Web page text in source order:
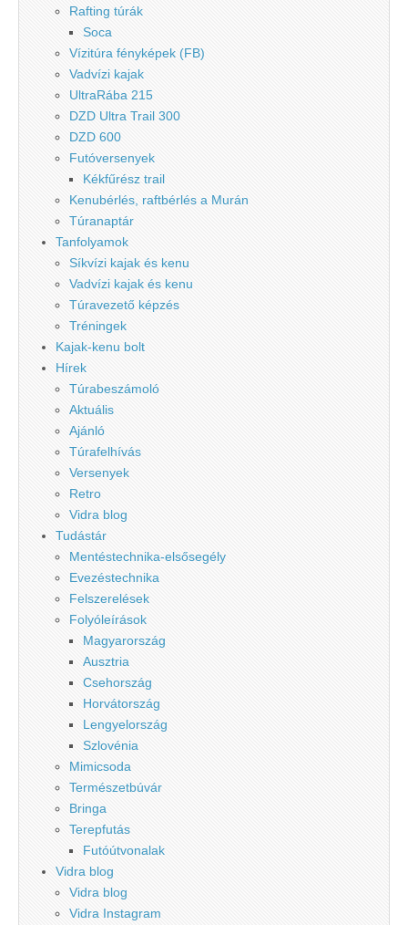
Rafting túrák
Soca
Vízitúra fényképek (FB)
Vadvízi kajak
UltraRába 215
DZD Ultra Trail 300
DZD 600
Futóversenyek
Kékfűrész trail
Kenubérlés, raftbérlés a Murán
Túranaptár
Tanfolyamok
Síkvízi kajak és kenu
Vadvízi kajak és kenu
Túravezető képzés
Tréningek
Kajak-kenu bolt
Hírek
Túrabeszámoló
Aktuális
Ajánló
Túrafelhívás
Versenyek
Retro
Vidra blog
Tudástár
Mentéstechnika-elsősegély
Evezéstechnika
Felszerelések
Folyóleírások
Magyarország
Ausztria
Csehország
Horvátország
Lengyelország
Szlovénia
Mimicsoda
Természetbúvár
Bringa
Terepfutás
Futóútvonalak
Vidra blog
Vidra blog
Vidra Instagram